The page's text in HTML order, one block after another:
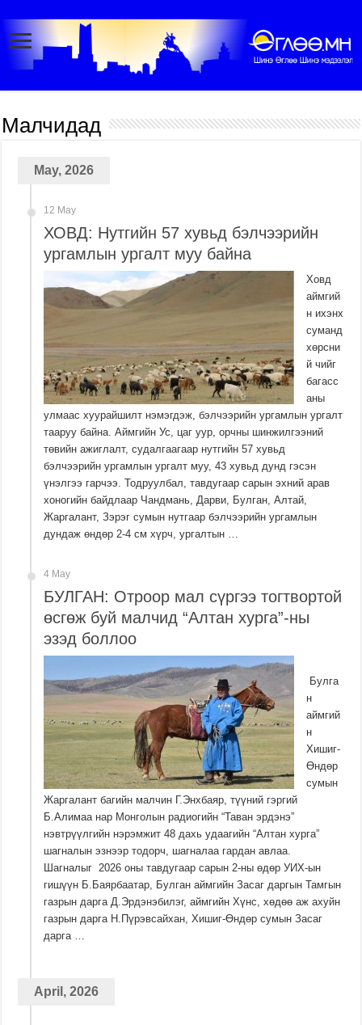
Малчидад
May, 2026
12 May
ХОВД: Нутгийн 57 хувьд бэлчээрийн
ургамлын ургалт муу байна
Ховд
аймгий
н ихэнх
суманд
хөрсни
й чийг
багасс
аны
улмаас хуурайшилт нэмэгдэж, бэлчээрийн ургамлын ургалт
тааруу байна. Аймгийн Ус, цаг уур, орчны шинжилгээний
төвийн ажиглалт, судалгаагаар нутгийн 57 хувьд
бэлчээрийн ургамлын ургалт муу, 43 хувьд дунд гэсэн
үнэлгээ гарчээ. Тодруулбал, тавдугаар сарын эхний арав
хоногийн байдлаар Чандмань, Дарви, Булган, Алтай,
Жаргалант, Зэрэг сумын нутгаар бэлчээрийн ургамлын
дундаж өндөр 2-4 см хүрч, ургалтын …
4 May
БУЛГАН: Отроор мал сүргээ тогтвортой
өсгөж буй малчид “Алтан хурга”-ны
эзэд боллоо
Булга
н
аймгий
н
Хишиг-
Өндөр
сумын
Жаргалант багийн малчин Г.Энхбаяр, түүний гэргий
Б.Алимаа нар Монголын радиогийн “Таван эрдэнэ”
нэвтрүүлгийн нэрэмжит 48 дахь удаагийн “Алтан хурга”
шагналын эзнээр тодорч, шагналаа гардан авлаа.
Шагналыг 2026 оны тавдугаар сарын 2-ны өдөр УИХ-ын
гишүүн Б.Баярбаатар, Булган аймгийн Засаг даргын Тамгын
газрын дарга Д.Эрдэнэбилэг, аймгийн Хүнс, хөдөө аж ахуйн
газрын дарга Н.Пүрэвсайхан, Хишиг-Өндөр сумын Засаг
дарга …
April, 2026